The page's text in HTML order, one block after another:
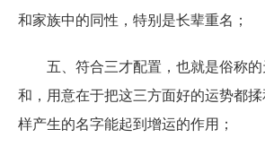
和家族中的同性，特别是长辈重名；
五、符合三才配置，也就是俗称的
和，用意在于把这三方面好的运势都
样产生的名字能起到增运的作用；